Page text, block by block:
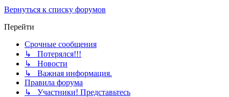
Вернуться к списку форумов
Перейти
Срочные сообщения
↳ Потерялся!!!
↳ Новости
↳ Важная информация.
Правила форума
↳ Участники! Представьтесь